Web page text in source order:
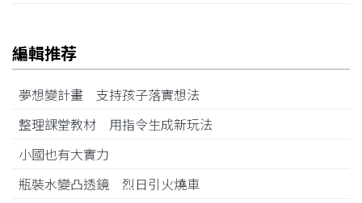
編輯推荐
夢想變計畫 支持孩子落實想法
整理課堂教材 用指令生成新玩法
小國也有大實力
瓶裝水變凸透鏡 烈日引火燒車